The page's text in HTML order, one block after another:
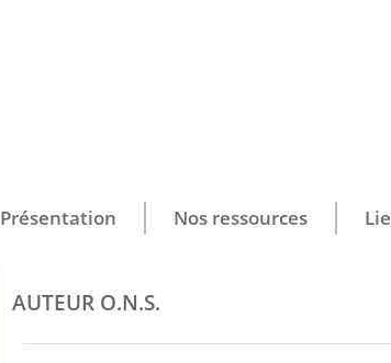
Présentation Nos ressources
AUTEUR O.N.S.